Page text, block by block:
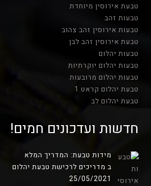
טבעת אירוסין מיוחדת
טבעות זהב
טבעות אירוסין זהב צהוב
טבעת אירוסין זהב לבן
טבעות יהלום
טבעות יהלום יוקרתיות
טבעות יהלום מרובעות
טבעת יהלום קראט 1
טבעת יהלום לב
חדשות ועדכונים חמים!
מידות טבעת: המדריך המלא
ב מדריכים לרכישת טבעת יהלום
25/05/2021